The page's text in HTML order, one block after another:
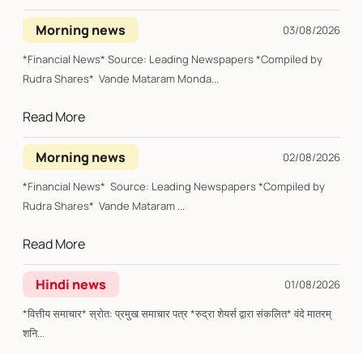
Morning news
03/08/2026
*Financial News* Source: Leading Newspapers *Compiled by
Rudra Shares* Vande Mataram Monda...
Read More
Morning news
02/08/2026
*Financial News* Source: Leading Newspapers *Compiled by
Rudra Shares* Vande Mataram ...
Read More
Hindi news
01/08/2026
*वित्तीय समाचार* स्रोत: प्रमुख समाचार पत्र *रुद्रा शेयर्स द्वारा संकलित* वंदे मातरम्
शनि...